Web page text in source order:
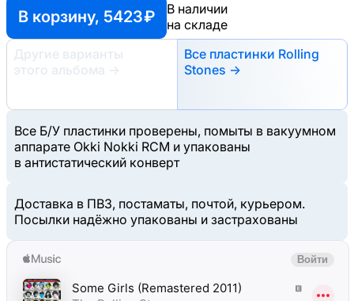
В корзину, 5423 ₽
В наличии
на складе
Другие варианты
этого альбома
→
Все пластинки Rolling
Stones →
Все Б/У пластинки проверены, помыты в вакуумном
аппарате Okki Nokki RCM и упакованы
в антистатический конверт
Доставка в ПВЗ, постаматы, почтой, курьером.
Посылки надёжно упакованы и застрахованы